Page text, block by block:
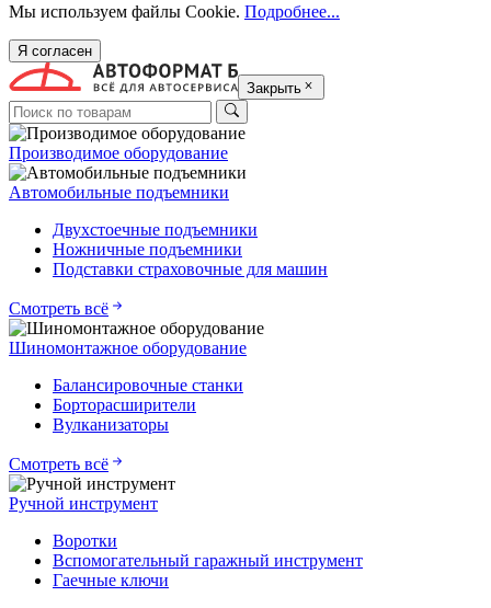
Мы используем файлы Cookie. Подробнее...
Я согласен
Закрыть
Производимое оборудование
Автомобильные подъемники
Двухстоечные подъемники
Ножничные подъемники
Подставки страховочные для машин
Смотреть всё
Шиномонтажное оборудование
Балансировочные станки
Борторасширители
Вулканизаторы
Смотреть всё
Ручной инструмент
Воротки
Вспомогательный гаражный инструмент
Гаечные ключи